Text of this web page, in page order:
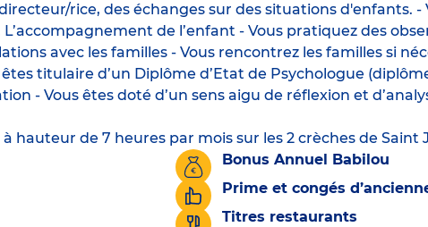
rice, des échanges sur des situations d'enfants. -
de l’enfant - Vous pratiquez des
avec les familles - Vous rencontrez les familles si
titulaire d’un Diplôme d’Etat de Psychologue
- Vous êtes doté d’un sens aigu de réflexion et
de 7 heures par mois sur les 2 crèches de Saint
Bonus Annuel Babilou
Prime et congés
Titres restaurants